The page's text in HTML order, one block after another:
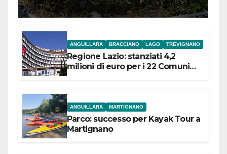
ANGUILLARA BRACCIANO LAGO TREVIGNANO
Regione Lazio: stanziati 4,2
milioni di euro per i 22 Comuni
ANGUILLARA MARTIGNANO
Parco: successo per Kayak Tour a
Martignano